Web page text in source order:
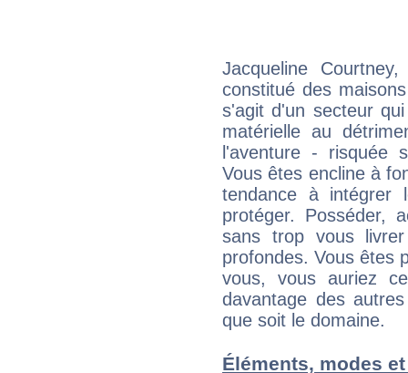
Jacqueline
constitué des
s'agit d'un secteur
matérielle au
l'aventure - risquée
Vous êtes encline à
tendance à
protéger. Posséder,
sans trop vous
profondes. Vous êtes
vous, vous auriez
davantage des
que soit le domaine.
Éléments, modes